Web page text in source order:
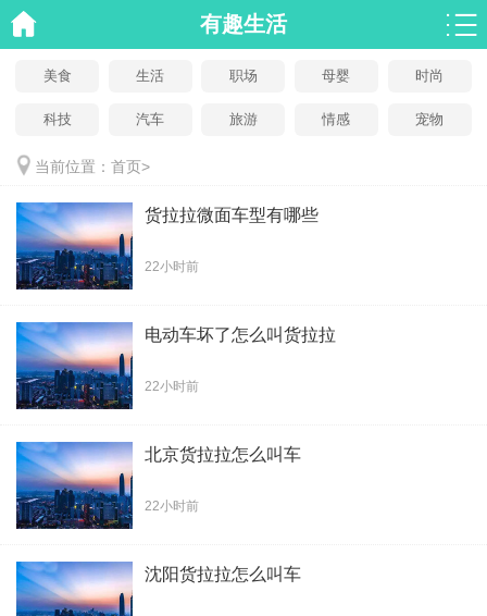
有趣生活
美食 生活 职场 母婴 时尚
科技 汽车 旅游 情感 宠物
当前位置： 首页>
货拉拉微面车型有哪些
22小时前
电动车坏了怎么叫货拉拉
22小时前
北京货拉拉怎么叫车
22小时前
沈阳货拉拉怎么叫车